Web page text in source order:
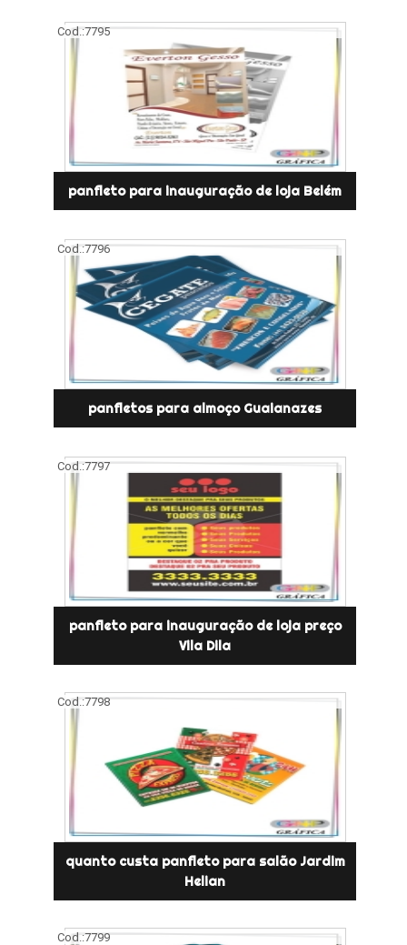
Cod.:7795
panfleto para inauguração de loja Belém
Cod.:7796
panfletos para almoço Guaianazes
Cod.:7797
panfleto para inauguração de loja preço
Vila Dila
Cod.:7798
quanto custa panfleto para salão Jardim
Helian
Cod.:7799